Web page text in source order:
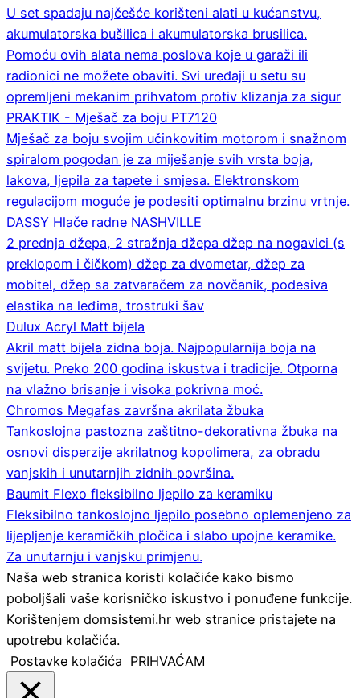
U set spadaju najčešće korišteni alati u kućanstvu,
akumulatorska bušilica i akumulatorska brusilica.
Pomoću ovih alata nema poslova koje u garaži ili
radionici ne možete obaviti. Svi uređaji u setu su
opremljeni mekanim prihvatom protiv klizanja za sigur
PRAKTIK - Mješač za boju PT7120
Mješač za boju svojim učinkovitim motorom i snažnom
spiralom pogodan je za miješanje svih vrsta boja,
lakova, ljepila za tapete i smjesa. Elektronskom
regulacijom moguće je podesiti optimalnu brzinu vrtnje.
DASSY Hlače radne NASHVILLE
2 prednja džepa, 2 stražnja džepa džep na nogavici (s
preklopom i čičkom) džep za dvometar, džep za
mobitel, džep sa zatvaračem za novčanik, podesiva
elastika na leđima, trostruki šav
Dulux Acryl Matt bijela
Akril matt bijela zidna boja. Najpopularnija boja na
svijetu. Preko 200 godina iskustva i tradicije. Otporna
na vlažno brisanje i visoka pokrivna moć.
Chromos Megafas završna akrilata žbuka
Tankoslojna pastozna zaštitno-dekorativna žbuka na
osnovi disperzije akrilatnog kopolimera, za obradu
vanjskih i unutarnjih zidnih površina.
Baumit Flexo fleksibilno ljepilo za keramiku
Fleksibilno tankoslojno ljepilo posebno oplemenjeno za
lijepljenje keramičkih pločica i slabo upojne keramike.
Za unutarnju i vanjsku primjenu.
Naša web stranica koristi kolačiće kako bismo
poboljšali vaše korisničko iskustvo i ponuđene funkcije.
Korištenjem domsistemi.hr web stranice pristajete na
upotrebu kolačića.
Postavke kolačića PRIHVAĆAM